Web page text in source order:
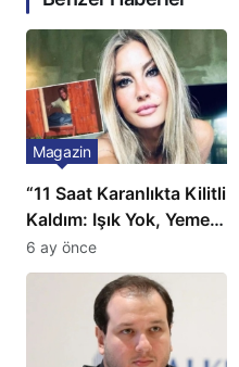
“11 Saat Karanlıkta Kilitli
Kaldım: Işık Yok, Yemek
Yok, Tuvalet Yok!”
Çağla Şikel’den Şok
Magazin
6 ay önce